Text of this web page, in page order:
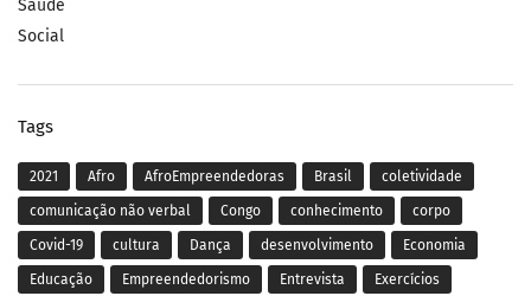
Saúde
Social
Tags
2021 Afro AfroEmpreendedoras Brasil coletividade
comunicação não verbal Congo conhecimento corpo
Covid-19 cultura Dança desenvolvimento Economia
Educação Empreendedorismo Entrevista Exercícios